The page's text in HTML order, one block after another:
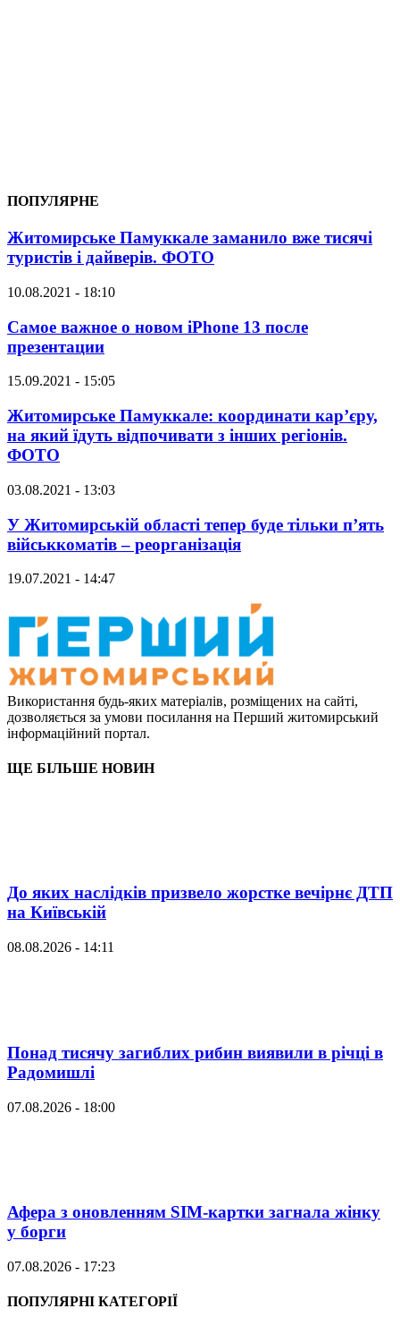
ПОПУЛЯРНЕ
Житомирське Памуккале заманило вже тисячі
туристів і дайверів. ФОТО
10.08.2021 - 18:10
Самое важное о новом iPhone 13 после
презентации
15.09.2021 - 15:05
Житомирське Памуккале: координати кар’єру,
на який їдуть відпочивати з інших регіонів.
ФОТО
03.08.2021 - 13:03
У Житомирській області тепер буде тільки п’ять
військкоматів – реорганізація
19.07.2021 - 14:47
Використання будь-яких матеріалів, розміщених на сайті,
дозволяється за умови посилання на Перший житомирський
інформаційний портал.
ЩЕ БІЛЬШЕ НОВИН
До яких наслідків призвело жорстке вечірнє ДТП
на Київській
08.08.2026 - 14:11
Понад тисячу загиблих рибин виявили в річці в
Радомишлі
07.08.2026 - 18:00
Афера з оновленням SIM-картки загнала жінку
у борги
07.08.2026 - 17:23
ПОПУЛЯРНІ КАТЕГОРІЇ